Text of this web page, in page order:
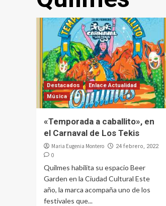
Destacados
Enlace Actualidad
Música
«Temporada a caballito», en
el Carnaval de Los Tekis
Maria Eugenia Montero 24 febrero, 2022
0
Quilmes habilita su espacio Beer
Garden en la Ciudad Cultural Este
año, la marca acompaña uno de los
festivales que...